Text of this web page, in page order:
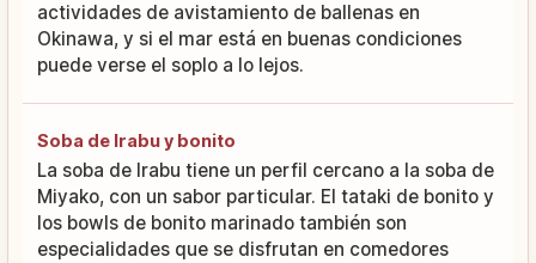
actividades de avistamiento de ballenas en
Okinawa, y si el mar está en buenas condiciones
puede verse el soplo a lo lejos.
Soba de Irabu y bonito
La soba de Irabu tiene un perfil cercano a la soba de
Miyako, con un sabor particular. El tataki de bonito y
los bowls de bonito marinado también son
especialidades que se disfrutan en comedores